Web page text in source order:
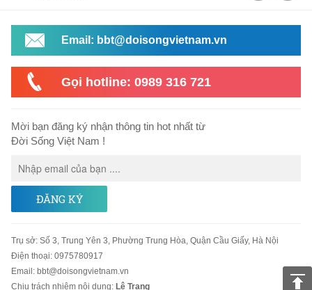
Email: bbt@doisongvietnam.vn
Gọi hotline: 0989 316 721
Mời bạn đăng ký nhận thông tin hot nhất từ
Đời Sống Việt Nam !
ĐĂNG KÝ
Trụ sở: Số 3, Trung Yên 3, Phường Trung Hòa, Quận Cầu Giấy, Hà Nội
Điện thoại: 0975780917
Email: bbt@doisongvietnam.vn
Chịu trách nhiệm nội dung: Lê Trang